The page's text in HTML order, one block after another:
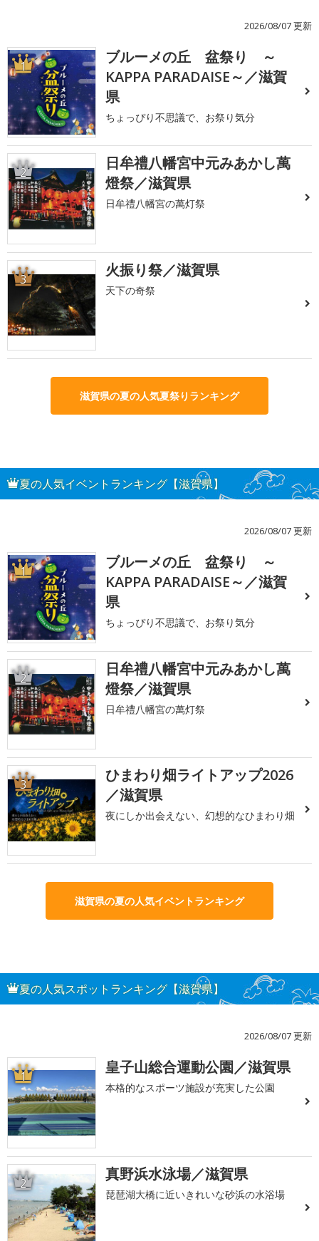
2026/08/07 更新
1
ブルーメの丘 盆祭り ～
KAPPA PARADAISE～／滋賀
県
ちょっぴり不思議で、お祭り気分
2
日牟禮八幡宮中元みあかし萬
燈祭／滋賀県
日牟禮八幡宮の萬灯祭
3 火振り祭／滋賀県
天下の奇祭
滋賀県の夏の人気夏祭りランキング
夏の人気イベントランキング【滋賀県】
2026/08/07 更新
1
ブルーメの丘 盆祭り ～
KAPPA PARADAISE～／滋賀
県
ちょっぴり不思議で、お祭り気分
2
日牟禮八幡宮中元みあかし萬
燈祭／滋賀県
日牟禮八幡宮の萬灯祭
3
ひまわり畑ライトアップ2026
／滋賀県
夜にしか出会えない、幻想的なひまわり畑
滋賀県の夏の人気イベントランキング
夏の人気スポットランキング【滋賀県】
2026/08/07 更新
1 皇子山総合運動公園／滋賀県
本格的なスポーツ施設が充実した公園
2 真野浜水泳場／滋賀県
琵琶湖大橋に近いきれいな砂浜の水浴場